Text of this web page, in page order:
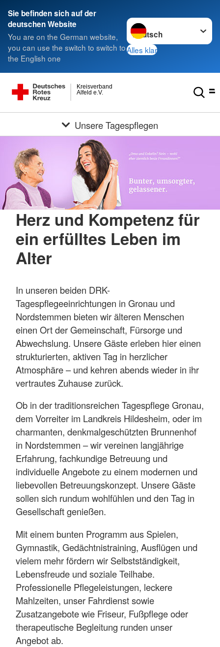
Sie befinden sich auf der
deutschen Website
You are on the German website,
you can use the switch to switch to
the English one
Sprache wechseln zu
Alles klar
Alfeld e.V.
Kreisverband
Unsere Tagespflegen
Herz und Kompetenz für
ein erfülltes Leben im
Alter
In unseren beiden DRK-
Tagespflegeeinrichtungen in Gronau und
Nordstemmen bieten wir älteren Menschen
einen Ort der Gemeinschaft, Fürsorge und
Abwechslung. Unsere Gäste erleben hier einen
strukturierten, aktiven Tag in herzlicher
Atmosphäre – und kehren abends wieder in ihr
vertrautes Zuhause zurück.
Ob in der traditionsreichen Tagespflege Gronau,
dem Vorreiter im Landkreis Hildesheim, oder im
charmanten, denkmalgeschützten Brunnenhof
in Nordstemmen – wir vereinen langjährige
Erfahrung, fachkundige Betreuung und
individuelle Angebote zu einem modernen und
liebevollen Betreuungskonzept. Unsere Gäste
sollen sich rundum wohlfühlen und den Tag in
Gesellschaft genießen.
Mit einem bunten Programm aus Spielen,
Gymnastik, Gedächtnistraining, Ausflügen und
vielem mehr fördern wir Selbstständigkeit,
Lebensfreude und soziale Teilhabe.
Professionelle Pflegeleistungen, leckere
Mahlzeiten, unser Fahrdienst sowie
Zusatzangebote wie Friseur, Fußpflege oder
therapeutische Begleitung runden unser
Angebot ab.